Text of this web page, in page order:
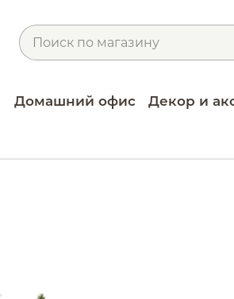
Домашний офис Декор и